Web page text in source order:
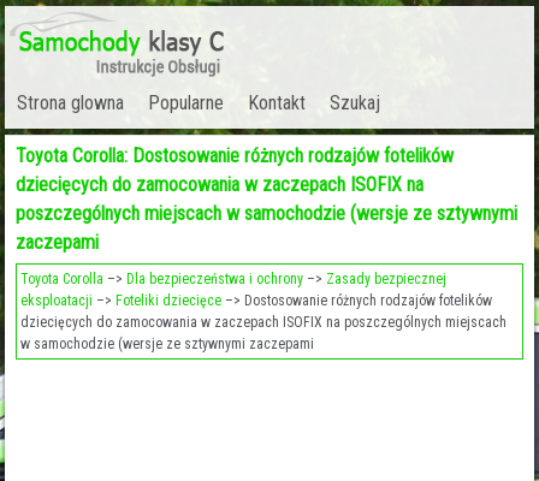
Strona glowna Popularne Kontakt Szukaj
Toyota Corolla: Dostosowanie różnych rodzajów fotelików
dziecięcych do zamocowania w zaczepach ISOFIX na
poszczególnych miejscach w samochodzie (wersje ze sztywnymi
zaczepami
Toyota Corolla –> Dla bezpieczeństwa i ochrony –> Zasady bezpiecznej
eksploatacji –> Foteliki dziecięce –> Dostosowanie różnych rodzajów fotelików
dziecięcych do zamocowania w zaczepach ISOFIX na poszczególnych miejscach
w samochodzie (wersje ze sztywnymi zaczepami